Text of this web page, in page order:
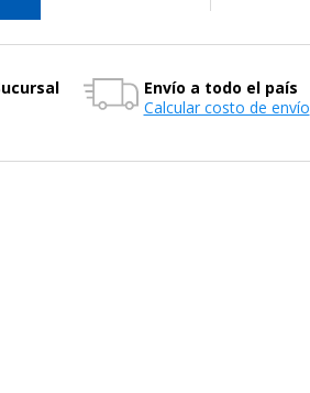
Envío a todo el país
Calcular costo de envío